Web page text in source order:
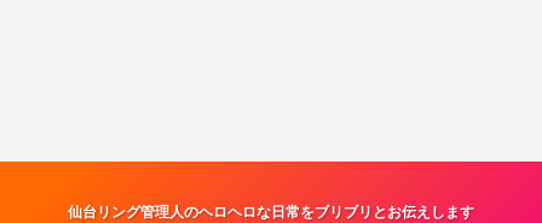
仙台リング管理人のヘロヘロな日常をブリブリとお伝えします